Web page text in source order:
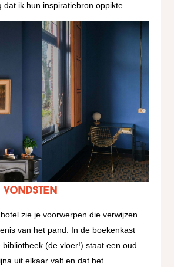
dat ik hun inspiratiebron oppikte.
vondsten
zie je voorwerpen die verwijzen
van het pand. In de boekenkast
bibliotheek (de vloer!) staat een oud
uit elkaar valt en dat het